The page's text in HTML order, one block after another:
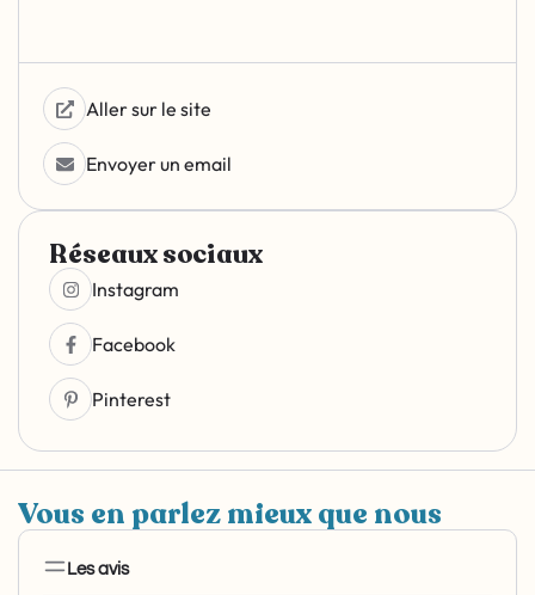
Aller sur le site
Envoyer un email
Réseaux sociaux
Instagram
Facebook
Pinterest
Vous en parlez mieux que nous
Les avis